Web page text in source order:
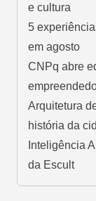
e cultura
5
em agosto
CNPq abre
Arquitetura
história da
Inteligência
da Escult